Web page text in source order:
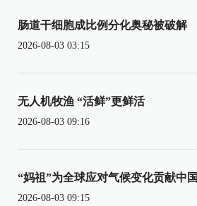
肠道干细胞成比例分化奥秘被破解
2026-08-03 03:15
无人机牧渔 “活鲜”更鲜活
2026-08-03 09:16
“妈祖”为全球应对气候变化贡献中
2026-08-03 09:15